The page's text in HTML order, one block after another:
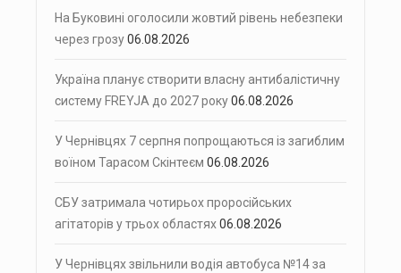
На Буковині оголосили жовтий рівень небезпеки
через грозу06.08.2026
Україна планує створити власну антибалістичну
систему FREYJA до 2027 року06.08.2026
У Чернівцях 7 серпня попрощаються із загиблим
воїном Тарасом Скінтеєм 06.08.2026
СБУ затримала чотирьох проросійських
агітаторів у трьох областях06.08.2026
У Чернівцях звільнили водія автобуса №14 за